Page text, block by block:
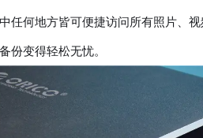
任何地方皆可便捷访问所有照片、
份变得轻松无忧。